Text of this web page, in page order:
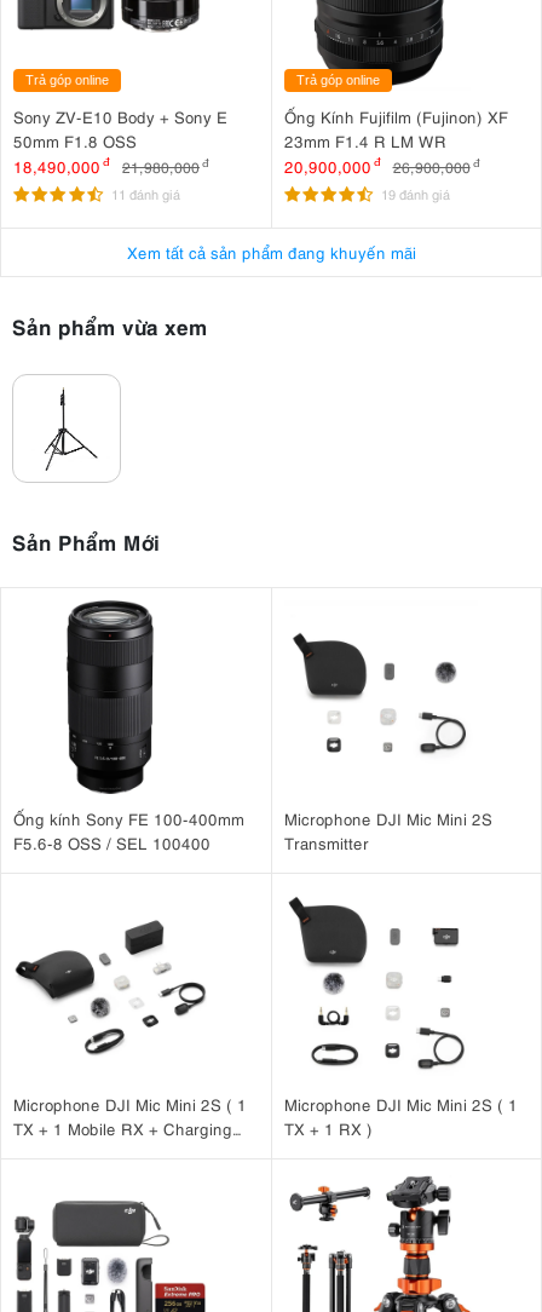
Trả góp online
Sony ZV-E10 Body + Sony E
50mm F1.8 OSS
18,490,000 đ 21,980,000đ
11 đánh giá
Trả góp online
Ống Kính Fujifilm (Fujinon) XF
23mm F1.4 R LM WR
20,900,000 đ 26,900,000 đ
19 đánh giá
Xem tất cả sản phẩm đang khuyến mãi
Sản phẩm vừa xem
Sản Phẩm Mới
Ống kính Sony FE 100-400mm
F5.6-8 OSS / SEL 100400
Microphone DJI Mic Mini 2S
Transmitter
Microphone DJI Mic Mini 2S ( 1
TX + 1 Mobile RX + Charging
Microphone DJI Mic Mini 2S ( 1
TX + 1 RX )